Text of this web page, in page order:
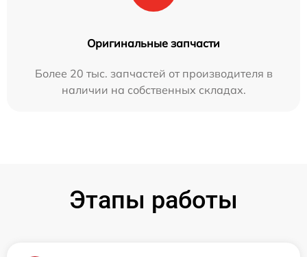
Оригинальные запчасти
Более 20 тыс. запчастей от производителя в
наличии на собственных складах.
Этапы работы